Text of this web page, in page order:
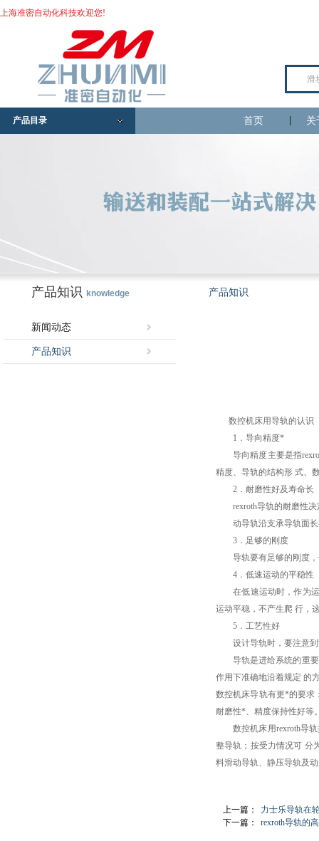
上海准密自动化科技欢迎您!
产品目录 首页 关
产品知识 knowledge
新闻动态
产品知识
产品知识
数控机床用导轨的认识
1．导向精度*
导向精度主要是指
精度、导轨的结构形 式、
2．耐磨性好及寿命长
rexroth导轨的耐磨性决
动导轨沿支承导轨面长
3．足够的刚度
导轨要有足够的刚度，
4．低速运动的平稳性
在低速运动时，作为运
运动平稳，不产生爬 行，
5．工艺性好
设计导轨时，要注意到
导轨是进给系统的重要
作用下准确地沿着规定 的
数控机床导轨有更*的要求
耐磨性*、精度保持性好等
数控机床用rexroth导轨
整导轨；按受力情况可 分
料滑动导轨、静压导轨及
上一篇：
力士乐导轨在
下一篇：
rexroth导轨的